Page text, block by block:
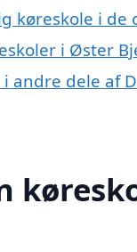
køreskole i
i Øster
andre dele af